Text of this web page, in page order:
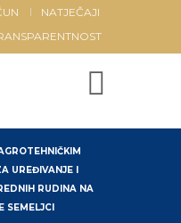
NATJEČAJI
UREĐIVANJE I
RUDINA NA
SEMELJCI